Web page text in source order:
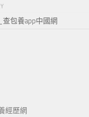
包養app中國網
經歷網